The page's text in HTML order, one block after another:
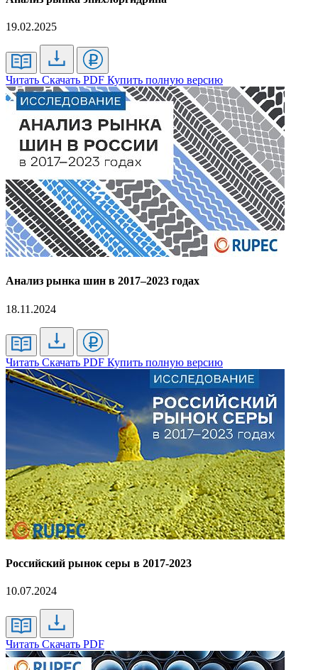
19.02.2025
Читать Скачать PDF Купить полную версию
Анализ рынка шин в 2017–2023 годах
18.11.2024
Читать Скачать PDF Купить полную версию
Российский рынок серы в 2017-2023
10.07.2024
Читать Скачать PDF